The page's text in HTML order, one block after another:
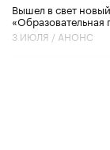
Вышел в свет
3 ИЮЛЯ / АНОНС